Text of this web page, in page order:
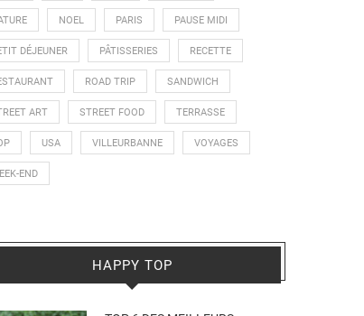
NOEL PARIS PAUSE MIDI
DÉJEUNER PÂTISSERIES RECETTE
ROAD TRIP SANDWICH
ART STREET FOOD TERRASSE
USA VILLEURBANNE VOYAGES
END
HAPPY TOP